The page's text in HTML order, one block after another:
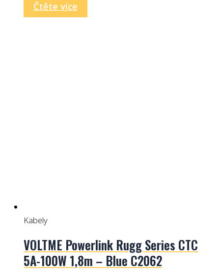
Čtěte více
Kabely
VOLTME Powerlink Rugg Series CTC
5A-100W 1,8m – Blue C2062